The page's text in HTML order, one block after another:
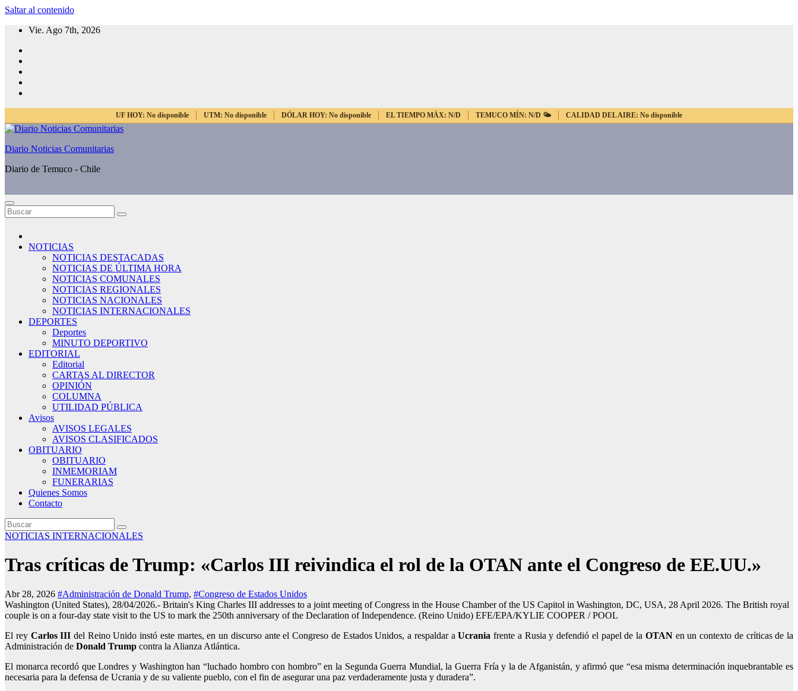
Saltar al contenido
Vie. Ago 7th, 2026
UF HOY: No disponible UTM: No disponible DÓLAR HOY: No disponible EL TIEMPO MÁX: N/D TEMUCO MÍN: N/D 🌤️ CALIDAD DEL AIRE: No disponible
Diario Noticias Comunitarias
Diario de Temuco - Chile
NOTICIAS
NOTICIAS DESTACADAS
NOTICIAS DE ÚLTIMA HORA
NOTICIAS COMUNALES
NOTICIAS REGIONALES
NOTICIAS NACIONALES
NOTICIAS INTERNACIONALES
DEPORTES
Deportes
MINUTO DEPORTIVO
EDITORIAL
Editorial
CARTAS AL DIRECTOR
OPINIÓN
COLUMNA
UTILIDAD PÚBLICA
Avisos
AVISOS LEGALES
AVISOS CLASIFICADOS
OBITUARIO
OBITUARIO
INMEMORIAM
FUNERARIAS
Quienes Somos
Contacto
NOTICIAS INTERNACIONALES
Tras críticas de Trump: «Carlos III reivindica el rol de la OTAN ante el Congreso de EE.UU.»
Abr 28, 2026 #Administración de Donald Trump, #Congreso de Estados Unidos
Washington (United States), 28/04/2026.- Britain's King Charles III addresses to a joint meeting of Congress in the House Chamber of the US Capitol in Washington, DC, USA, 28 April 2026. The British royal
couple is on a four-day state visit to the US to mark the 250th anniversary of the Declaration of Independence. (Reino Unido) EFE/EPA/KYLIE COOPER / POOL
El rey Carlos III del Reino Unido instó este martes, en un discurso ante el Congreso de Estados Unidos, a respaldar aUcraniafrente a Rusia y defendió el papel de la OTAN en un contexto de críticas de la
Administración de Donald Trump contra la Alianza Atlántica.
El monarca recordó que Londres y Washington han “luchado hombro con hombro” en la Segunda Guerra Mundial, la Guerra Fría y la de Afganistán, y afirmó que “esa misma determinación inquebrantable es
necesaria para la defensa de Ucrania y de su valiente pueblo, con el fin de asegurar una paz verdaderamente justa y duradera”.